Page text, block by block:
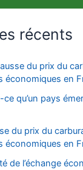
récents
du prix du
économiques en
ce qu’un pays
du prix du
économiques en
de l’échange